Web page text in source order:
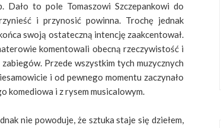
Dało to pole Tomaszowi Szczepankowi do
i przynosić powinna. Trochę jednak
swoją ostateczną intencję zaakcentował.
komentowali obecną rzeczywistość i
Przede wszystkim tych muzycznych
i od pewnego momentu zaczynało
komediowa i z rysem musicalowym.
nie powoduje, że sztuka staje się dziełem,